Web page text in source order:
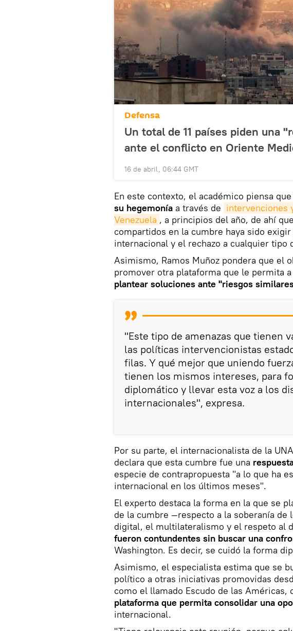
Defensa
Un total de 11 países piden una
ante el conflicto en Oriente
16 de abril, 06:44 GMT
En este contexto, el académico piensa que
su hegemonía a través de intervenciones
Venezuela , a principios del año, de ahí
compartidos en la cumbre haya sido
internacional y el rechazo a cualquier tipo
Asimismo, Ramos Muñoz pondera que el
promover otra plataforma que le permita
plantear soluciones ante "riesgos
"Este tipo de amenazas que tienen
las políticas intervencionistas
filas. Y qué mejor que uniendo
tienen los mismos intereses, para
diplomático y llevar esta voz a los
internacionales", expresa.
Por su parte, el internacionalista de la
declara que esta cumbre fue una
especie de contrapropuesta "a lo que ha
internacional en los últimos meses".
El experto destaca la forma en la que se
de la cumbre —respecto a la soberanía de
digital, el multilateralismo y el respeto al
fueron contundentes sin buscar una
Washington. Es decir, se cuidó la forma
Asimismo, el especialista estima que se
político a otras iniciativas promovidas
como el llamado Escudo de las Américas,
plataforma que permita consolidar una
internacional.